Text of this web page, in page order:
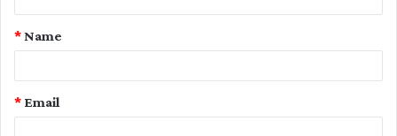
t
Name
*
Email
*